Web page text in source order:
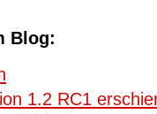
Blog:
1.2 RC1